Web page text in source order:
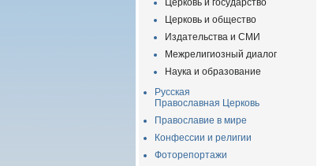
Церковь и государство
Церковь и общество
Издательства и СМИ
Межрелигиозный диалог
Наука и образование
Русская
Православная Церковь
Православие в мире
Конфессии и религии
Фоторепортажи